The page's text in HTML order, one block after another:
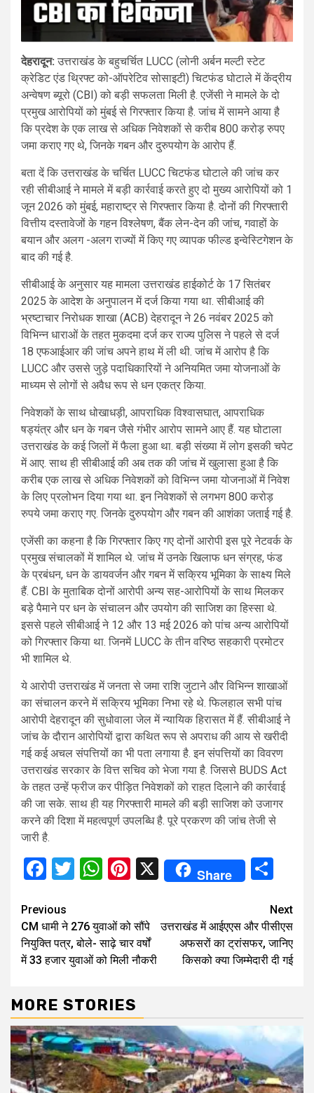
देहरादून: उत्तराखंड के बहुचर्चित LUCC (लोनी अर्बन मल्टी स्टेट
क्रेडिट एंड थ्रिफ्ट को-ऑपरेटिव सोसाइटी) चिटफंड घोटाले में केंद्रीय
अन्वेषण ब्यूरो (CBI) को बड़ी सफलता मिली है. एजेंसी ने मामले के दो
प्रमुख आरोपियों को मुंबई से गिरफ्तार किया है. जांच में सामने आया है
कि प्रदेश के एक लाख से अधिक निवेशकों से करीब 800 करोड़ रुपए
जमा कराए गए थे, जिनके गबन और दुरुपयोग के आरोप हैं.
बता दें कि उत्तराखंड के चर्चित LUCC चिटफंड घोटाले की जांच कर
रही सीबीआई ने मामले में बड़ी कार्रवाई करते हुए दो मुख्य आरोपियों को 1
जून 2026 को मुंबई, महाराष्ट्र से गिरफ्तार किया है. दोनों की गिरफ्तारी
वित्तीय दस्तावेजों के गहन विश्लेषण, बैंक लेन-देन की जांच, गवाहों के
बयान और अलग -अलग राज्यों में किए गए व्यापक फील्ड इन्वेस्टिगेशन के
बाद की गई है.
सीबीआई के अनुसार यह मामला उत्तराखंड हाईकोर्ट के 17 सितंबर
2025 के आदेश के अनुपालन में दर्ज किया गया था. सीबीआई की
भ्रष्टाचार निरोधक शाखा (ACB) देहरादून ने 26 नवंबर 2025 को
विभिन्न धाराओं के तहत मुकदमा दर्ज कर राज्य पुलिस ने पहले से दर्ज
18 एफआईआर की जांच अपने हाथ में ली थी. जांच में आरोप है कि
LUCC और उससे जुड़े पदाधिकारियों ने अनियमित जमा योजनाओं के
माध्यम से लोगों से अवैध रूप से धन एकत्र किया.
निवेशकों के साथ धोखाधड़ी, आपराधिक विश्वासघात, आपराधिक
षड्यंत्र और धन के गबन जैसे गंभीर आरोप सामने आए हैं. यह घोटाला
उत्तराखंड के कई जिलों में फैला हुआ था. बड़ी संख्या में लोग इसकी चपेट
में आए. साथ ही सीबीआई की अब तक की जांच में खुलासा हुआ है कि
करीब एक लाख से अधिक निवेशकों को विभिन्न जमा योजनाओं में निवेश
के लिए प्रलोभन दिया गया था. इन निवेशकों से लगभग 800 करोड़
रुपये जमा कराए गए. जिनके दुरुपयोग और गबन की आशंका जताई गई है.
एजेंसी का कहना है कि गिरफ्तार किए गए दोनों आरोपी इस पूरे नेटवर्क के
प्रमुख संचालकों में शामिल थे. जांच में उनके खिलाफ धन संग्रह, फंड
के प्रबंधन, धन के डायवर्जन और गबन में सक्रिय भूमिका के साक्ष्य मिले
हैं. CBI के मुताबिक दोनों आरोपी अन्य सह-आरोपियों के साथ मिलकर
बड़े पैमाने पर धन के संचालन और उपयोग की साजिश का हिस्सा थे.
इससे पहले सीबीआई ने 12 और 13 मई 2026 को पांच अन्य आरोपियों
को गिरफ्तार किया था. जिनमें LUCC के तीन वरिष्ठ सहकारी प्रमोटर
भी शामिल थे.
ये आरोपी उत्तराखंड में जनता से जमा राशि जुटाने और विभिन्न शाखाओं
का संचालन करने में सक्रिय भूमिका निभा रहे थे. फिलहाल सभी पांच
आरोपी देहरादून की सुधोवाला जेल में न्यायिक हिरासत में हैं. सीबीआई ने
जांच के दौरान आरोपियों द्वारा कथित रूप से अपराध की आय से खरीदी
गई कई अचल संपत्तियों का भी पता लगाया है. इन संपत्तियों का विवरण
उत्तराखंड सरकार के वित्त सचिव को भेजा गया है. जिससे BUDS Act
के तहत उन्हें फ्रीज कर पीड़ित निवेशकों को राहत दिलाने की कार्रवाई
की जा सके. साथ ही यह गिरफ्तारी मामले की बड़ी साजिश को उजागर
करने की दिशा में महत्वपूर्ण उपलब्धि है. पूरे प्रकरण की जांच तेजी से
जारी है.
Facebook
Twitter
WhatsApp
Pinterest
X Share
Continue
Reading
Previous
CM धामी ने 276 युवाओं को सौंपे
नियुक्ति पत्र, बोले- साढ़े चार वर्षों
में 33 हजार युवाओं को मिली नौकरी
Next
उत्तराखंड में आईएएस और पीसीएस
अफसरों का ट्रांसफर, जानिए
किसको क्या जिम्मेदारी दी गई
MORE STORIES